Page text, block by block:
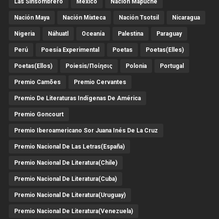
Nación Maya Nación Mixteca Nación Tsotsil Nicaragua
Nigeria Náhuatl Oceanía Palestina Paraguay
Perú Poesía Experimental Poetas Poetas(Elles)
Poetas(Ellos) Poiesis/ποίησις Polonia Portugal
Premio Camões Premio Cervantes
Premio De Literaturas Indígenas De América
Premio Goncourt
Premio Iberoamericano Sor Juana Inés De La Cruz
Premio Nacional De Las Letras(España)
Premio Nacional De Literatura(Chile)
Premio Nacional De Literatura(Cuba)
Premio Nacional De Literatura(Uruguay)
Premio Nacional De Literatura(Venezuela)